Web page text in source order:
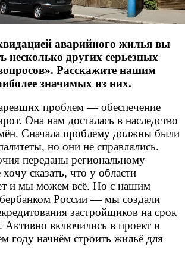
аварийного жилья вы
несколько других серьезных
Расскажите нашим
значимых из них.
проблем — обеспечение
Она нам досталась в наследство
Сначала проблему должны были
но они не справлялись.
переданы региональному
сказать, что у области
и мы можем всё. Но с нашим
России — мы создали
застройщиков на срок
Активно включились в проект и
году начнём строить жильё для